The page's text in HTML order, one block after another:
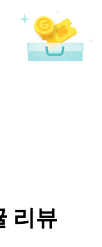
리뷰